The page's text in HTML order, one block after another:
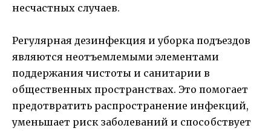
несчастных случаев.
Регулярная дезинфекция и уборка подъездов
являются неотъемлемыми элементами
поддержания чистоты и санитарии в
общественных пространствах. Это помогает
предотвратить распространение инфекций,
уменьшает риск заболеваний и способствует